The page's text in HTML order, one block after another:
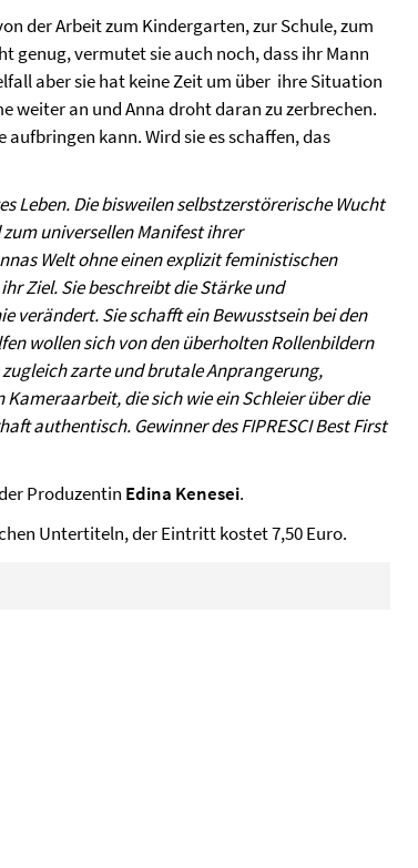
der Arbeit zum Kindergarten, zur Schule, zum
genug, vermutet sie auch noch, dass ihr Mann
aber sie hat keine Zeit um über ihre Situation
weiter an und Anna droht daran zu zerbrechen.
kann. Wird sie es schaffen, das
Leben. Die bisweilen selbstzerstörerische Wucht
universellen Manifest ihrer
Welt ohne einen explizit feministischen
Ziel. Sie beschreibt die Stärke und
verändert. Sie schafft ein Bewusstsein bei den
wollen sich von den überholten Rollenbildern
zarte und brutale Anprangerung,
die sich wie ein Schleier über die
authentisch. Gewinner des FIPRESCI Best First
Produzentin Edina Kenesei.
Untertiteln, der Eintritt kostet 7,50 Euro.